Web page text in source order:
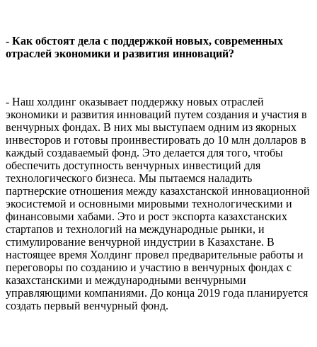
- Как обстоят дела с поддержкой новых, современных
отраслей экономики и развития инноваций?
- Наш холдинг оказывает поддержку новых отраслей
экономики и развития инноваций путем создания и участия в
венчурных фондах. В них мы выступаем одним из якорных
инвесторов и готовы проинвестировать до 10 млн долларов в
каждый создаваемый фонд. Это делается для того, чтобы
обеспечить доступность венчурных инвестиций для
технологического бизнеса. Мы пытаемся наладить
партнерские отношения между казахстанской инновационной
экосистемой и основными мировыми технологическими и
финансовыми хабами. Это и рост экспорта казахстанских
стартапов и технологий на международные рынки, и
стимулирование венчурной индустрии в Казахстане. В
настоящее время Холдинг провел предварительные работы и
переговоры по созданию и участию в венчурных фондах с
казахстанскими и международными венчурными
управляющими компаниями. До конца 2019 года планируется
создать первый венчурный фонд.